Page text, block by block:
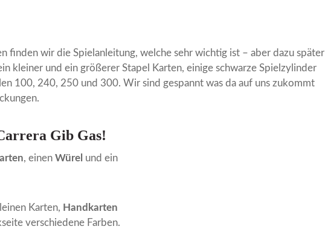
finden wir die Spielanleitung, welche sehr wichtig ist – aber dazu später
kleiner und ein größerer Stapel Karten, einige schwarze Spielzylinder
100, 240, 250 und 300. Wir sind gespannt was da auf uns zukommt
Gib Gas!
, einenWürel und ein
Karten, Handkarten
verschiedene Farben.